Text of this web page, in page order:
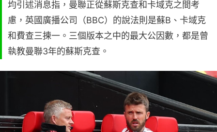
均引述消息指，曼聯正從蘇斯克查和卡域克之間考
慮，英國廣播公司（BBC）的說法則是蘇B、卡域克
和費查三揀一。三個版本之中的最大公因數，都是曾
執教曼聯3年的蘇斯克查。